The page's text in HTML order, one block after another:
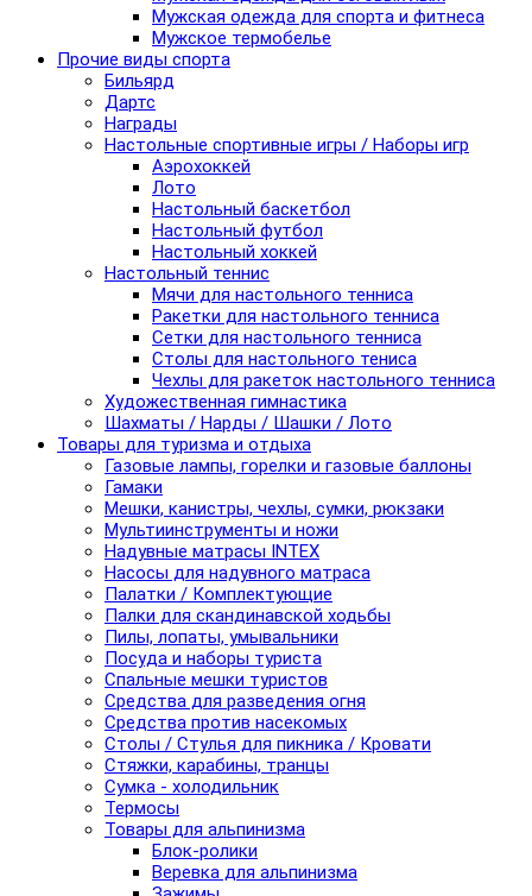
Мужская одежда для спорта и фитнеса
Мужское термобелье
Прочие виды спорта
Бильярд
Дартс
Награды
Настольные спортивные игры / Наборы игр
Аэрохоккей
Лото
Настольный баскетбол
Настольный футбол
Настольный хоккей
Настольный теннис
Мячи для настольного тенниса
Ракетки для настольного тенниса
Сетки для настольного тенниса
Столы для настольного тениса
Чехлы для ракеток настольного тенниса
Художественная гимнастика
Шахматы / Нарды / Шашки / Лото
Товары для туризма и отдыха
Газовые лампы, горелки и газовые баллоны
Гамаки
Мешки, канистры, чехлы, сумки, рюкзаки
Мультиинструменты и ножи
Надувные матрасы INTEX
Насосы для надувного матраса
Палатки / Комплектующие
Палки для скандинавской ходьбы
Пилы, лопаты, умывальники
Посуда и наборы туриста
Спальные мешки туристов
Средства для разведения огня
Средства против насекомых
Столы / Стулья для пикника / Кровати
Стяжки, карабины, транцы
Сумка - холодильник
Термосы
Товары для альпинизма
Блок-ролики
Веревка для альпинизма